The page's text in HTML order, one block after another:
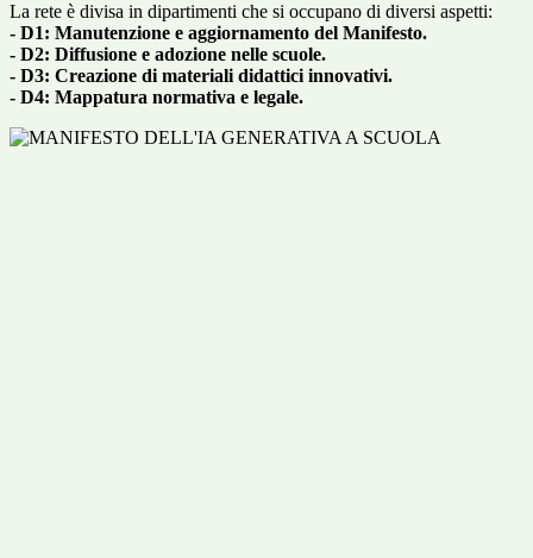
La rete è divisa in dipartimenti che si occupano di diversi aspetti:
- D1: Manutenzione e aggiornamento del Manifesto.
- D2: Diffusione e adozione nelle scuole.
- D3: Creazione di materiali didattici innovativi.
- D4: Mappatura normativa e legale.